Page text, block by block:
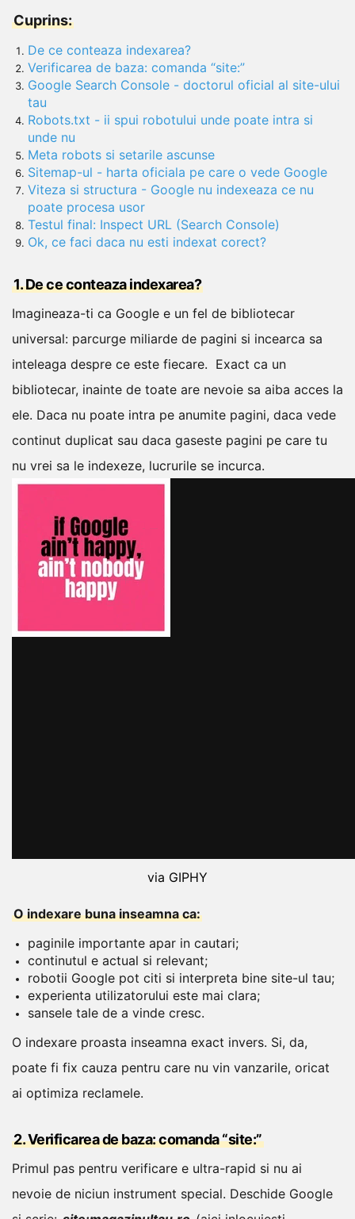
Cuprins:
De ce conteaza indexarea?
Verificarea de baza: comanda “site:”
Google Search Console - doctorul oficial al site-ului
tau
Robots.txt - ii spui robotului unde poate intra si
unde nu
Meta robots si setarile ascunse
Sitemap-ul - harta oficiala pe care o vede Google
Viteza si structura - Google nu indexeaza ce nu
poate procesa usor
Testul final: Inspect URL (Search Console)
Ok, ce faci daca nu esti indexat corect?
1. De ce conteaza indexarea?
Imagineaza-ti ca Google e un fel de bibliotecar
universal: parcurge miliarde de pagini si incearca sa
inteleaga despre ce este fiecare. Exact ca un
bibliotecar, inainte de toate are nevoie sa aiba acces la
ele. Daca nu poate intra pe anumite pagini, daca vede
continut duplicat sau daca gaseste pagini pe care tu
nu vrei sa le indexeze, lucrurile se incurca.
via GIPHY
O indexare buna inseamna ca:
paginile importante apar in cautari;
continutul e actual si relevant;
robotii Google pot citi si interpreta bine site-ul tau;
experienta utilizatorului este mai clara;
sansele tale de a vinde cresc.
O indexare proasta inseamna exact invers. Si, da,
poate fi fix cauza pentru care nu vin vanzarile, oricat
ai optimiza reclamele.
2. Verificarea de baza: comanda “site:”
Primul pas pentru verificare e ultra-rapid si nu ai
nevoie de niciun instrument special. Deschide Google